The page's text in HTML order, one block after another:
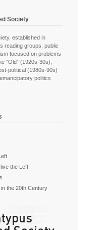
Society
established in
reading groups, public
focused on problems
“Old” (1920s-30s),
political (1980s-90s)
politics
the Left!
the 20th Century